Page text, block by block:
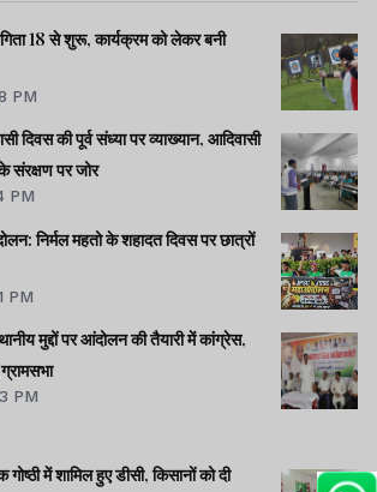
18 से शुरू, कार्यक्रम को लेकर बनी
PM
दिवस की पूर्व संध्या पर व्याख्यान, आदिवासी
संरक्षण पर जोर
PM
निर्मल महतो के शहादत दिवस पर छात्रों
PM
मुद्दों पर आंदोलन की तैयारी में कांग्रेस,
PM
में शामिल हुए डीसी, किसानों को दी